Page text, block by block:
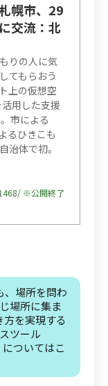
幌市、29
交流：北
りの人に気
てもらおう
上の仮想空
用した支援
市による
るひきこも
治体で初。
※公開終了
、場所を問わ
場所に集ま
方を実現する
ツール
についてはこ